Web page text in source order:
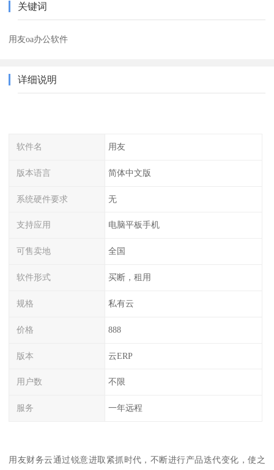
关键词
用友oa办公软件
详细说明
软件名 用友
版本语言 简体中文版
系统硬件要求 无
支持应用 电脑平板手机
可售卖地 全国
软件形式 买断，租用
规格 私有云
价格 888
版本 云ERP
用户数 不限
服务 一年远程
用友财务云通过锐意进取紧抓时代，不断进行产品迭代变化，使之